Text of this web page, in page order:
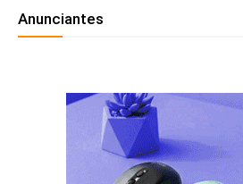
Anunciantes